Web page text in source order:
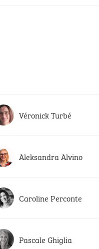
Véronick Turbé
Aleksandra Alvino
Caroline Perconte
Pascale Ghiglia